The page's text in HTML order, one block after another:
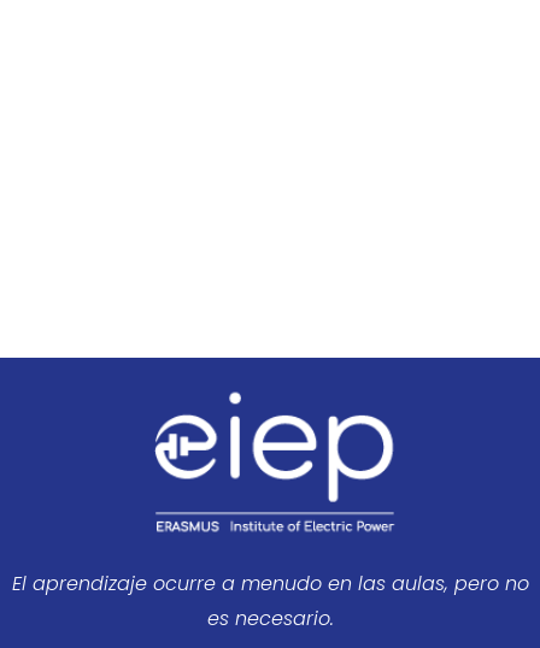
El aprendizaje ocurre a menudo en las aulas, pero no
es necesario.